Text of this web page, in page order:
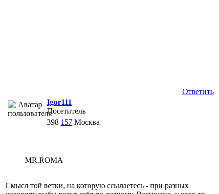
Ответить
Igor111
Посетитель
398 157 Москва
MR.ROMA
Смысл той ветки, на которую ссылаетесь - при разных